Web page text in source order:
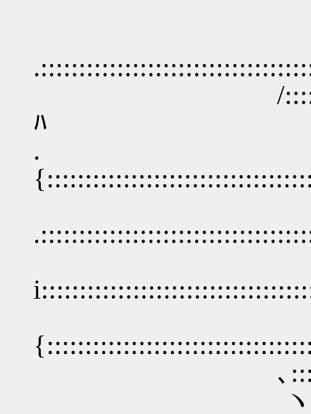
/
ﾊ
.
､
ヽ、